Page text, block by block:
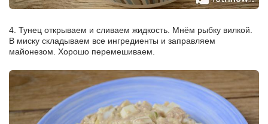
4. Тунец открываем и сливаем жидкость. Мнём рыбку вилкой.
В миску складываем все ингредиенты и заправляем
майонезом. Хорошо перемешиваем.